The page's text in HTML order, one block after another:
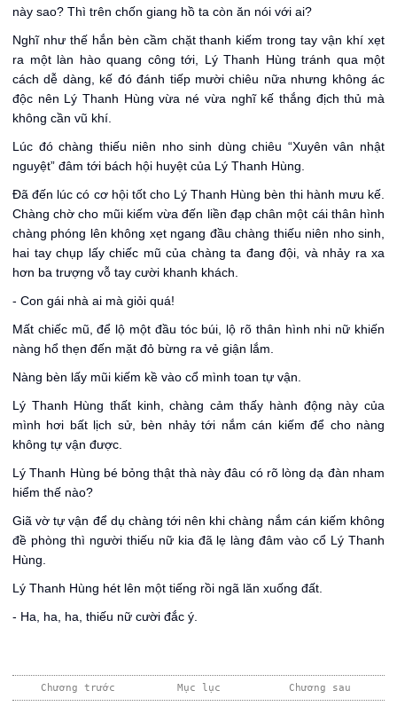
này sao? Thì trên chốn giang hồ ta còn ăn nói với ai?
Nghĩ như thế hắn bèn cầm chặt thanh kiếm trong tay vận khí xẹt
ra một làn hào quang công tới, Lý Thanh Hùng tránh qua một
cách dễ dàng, kế đó đánh tiếp mười chiêu nữa nhưng không ác
độc nên Lý Thanh Hùng vừa né vừa nghĩ kế thắng địch thủ mà
không cần vũ khí.
Lúc đó chàng thiếu niên nho sinh dùng chiêu “Xuyên vân nhật
nguyệt” đâm tới bách hội huyệt của Lý Thanh Hùng.
Đã đến lúc có cơ hội tốt cho Lý Thanh Hùng bèn thi hành mưu kế.
Chàng chờ cho mũi kiếm vừa đến liền đạp chân một cái thân hình
chàng phóng lên không xẹt ngang đầu chàng thiếu niên nho sinh,
hai tay chụp lấy chiếc mũ của chàng ta đang đội, và nhảy ra xa
hơn ba trượng vỗ tay cười khanh khách.
- Con gái nhà ai mà giỏi quá!
Mất chiếc mũ, để lộ một đầu tóc búi, lộ rõ thân hình nhi nữ khiến
nàng hổ thẹn đến mặt đỏ bừng ra vẻ giận lắm.
Nàng bèn lấy mũi kiếm kề vào cổ mình toan tự vận.
Lý Thanh Hùng thất kinh, chàng cảm thấy hành động này của
mình hơi bất lịch sử, bèn nhảy tới nắm cán kiếm để cho nàng
không tự vận được.
Lý Thanh Hùng bé bỏng thật thà này đâu có rõ lòng dạ đàn nham
hiểm thế nào?
Giã vờ tự vận để dụ chàng tới nên khi chàng nắm cán kiếm không
đề phòng thì người thiếu nữ kia đã lẹ làng đâm vào cổ Lý Thanh
Hùng.
Lý Thanh Hùng hét lên một tiếng rồi ngã lăn xuống đất.
- Ha, ha, ha, thiếu nữ cười đắc ý.
Chương trước Mục lục Chương sau